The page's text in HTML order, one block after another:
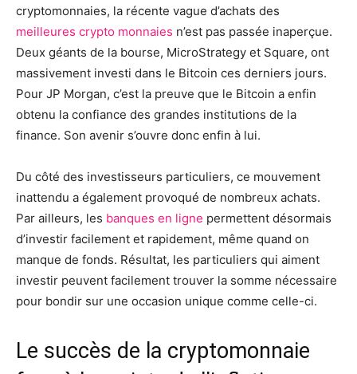
cryptomonnaies, la récente vague d’achats des
meilleures crypto monnaies n’est pas passée inaperçue.
Deux géants de la bourse, MicroStrategy et Square, ont
massivement investi dans le Bitcoin ces derniers jours.
Pour JP Morgan, c’est la preuve que le Bitcoin a enfin
obtenu la confiance des grandes institutions de la
finance. Son avenir s’ouvre donc enfin à lui.
Du côté des investisseurs particuliers, ce mouvement
inattendu a également provoqué de nombreux achats.
Par ailleurs, les banques en ligne permettent désormais
d’investir facilement et rapidement, même quand on
manque de fonds. Résultat, les particuliers qui aiment
investir peuvent facilement trouver la somme nécessaire
pour bondir sur une occasion unique comme celle-ci.
Le succès de la cryptomonnaie